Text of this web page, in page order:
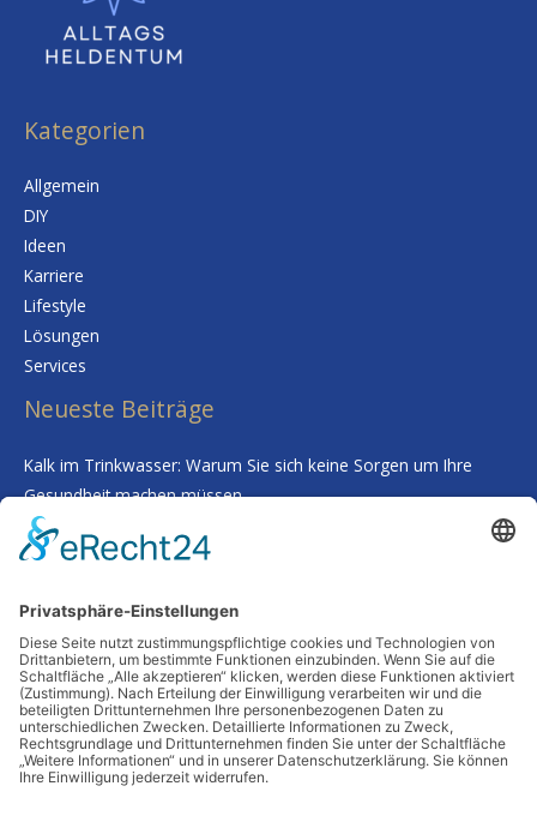
Kategorien
Allgemein
DIY
Ideen
Karriere
Lifestyle
Lösungen
Services
Neueste Beiträge
Kalk im Trinkwasser: Warum Sie sich keine Sorgen um Ihre
Gesundheit machen müssen
Smarte Prozessgestaltung im Unternehmen – Wenn
Routineaufgaben plötzlich kaum noch Zeit kosten
Nährstoffe alles verändern
Wenn Worte fehlen: Wie man Abschied nimmt, ohne etwas zu
übersehen
Schutz vor Feuchtigkeit: So bleibt Ihr Zuhause auch in
Jahrzehnten stabil
Schlagwörter